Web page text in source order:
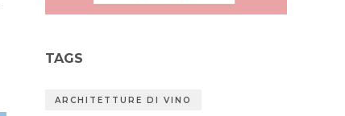
TAGS
ARCHITETTURE DI VINO